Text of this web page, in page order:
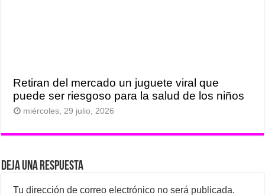
Retiran del mercado un juguete viral que
puede ser riesgoso para la salud de los niños
miércoles, 29 julio, 2026
Deja una respuesta
Tu dirección de correo electrónico no será publicada.